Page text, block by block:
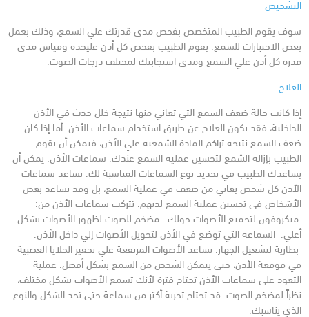
التشخيص
سوف يقوم الطبيب المتخصص بفحص مدى قدرتك علي السمع، وذلك بعمل
بعض الاختبارات للسمع. يقوم الطبيب بفحص كل أذن عليحدة وقياس مدى
قدرة كل أذن علي السمع ومدى استجابتك لمختلف درجات الصوت.
العلاج:
إذا كانت حالة ضعف السمع التي تعاني منها نتيجة خلل حدث في الأذن
الداخلية، فقد يكون العلاج عن طريق استخدام سماعات الأذن. أما إذا كان
ضعف السمع نتيجة تراكم المادة الشمعية علي الأذن، فيمكن أن يقوم
الطبيب بإزالة الشمع لتحسين عملية السمع عندك. سماعات الأذن: يمكن أن
يساعدك الطبيب في تحديد نوع السماعات المناسبة لك. تساعد سماعات
الأذن كل شخص يعاني من ضعف في عملية السمع، بل وقد تساعد بعض
الأشخاص في تحسين عملية السمع لديهم. تتركب سماعات الأذن من:
ميكروفون لتجميع الأصوات حولك. مضخم للصوت لظهور الأصوات بشكل
أعلي. السماعة التي توضع في الأذن لتحويل الأصوات إلي داخل الأذن.
بطارية لتشغيل الجهاز. تساعد الأصوات المرتفعة علي تحفيز الخلايا العصبية
في قوقعة الأذن، حتى يتمكن الشخص من السمع بشكل أفضل. عملية
التعود علي سماعات الأذن تحتاج فترة لأنك تسمع الأصوات بشكل مختلف،
نظراً لمضخم الصوت. قد تحتاج تجربة أكثر من سماعة حتى تجد الشكل والنوع
الذي يناسبك.